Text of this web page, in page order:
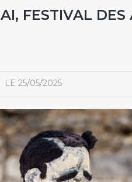
FESTIVAL DES
LE 25/05/2025